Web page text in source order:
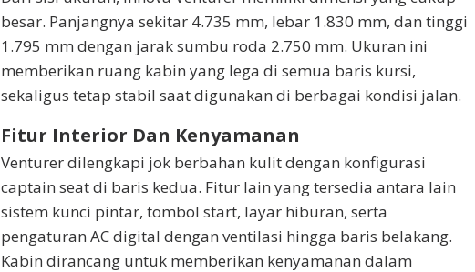
besar. Panjangnya sekitar 4.735 mm, lebar 1.830 mm, dan tinggi
1.795 mm dengan jarak sumbu roda 2.750 mm. Ukuran ini
memberikan ruang kabin yang lega di semua baris kursi,
sekaligus tetap stabil saat digunakan di berbagai kondisi jalan.
Fitur Interior Dan Kenyamanan
Venturer dilengkapi jok berbahan kulit dengan konfigurasi
captain seat di baris kedua. Fitur lain yang tersedia antara lain
sistem kunci pintar, tombol start, layar hiburan, serta
pengaturan AC digital dengan ventilasi hingga baris belakang.
Kabin dirancang untuk memberikan kenyamanan dalam